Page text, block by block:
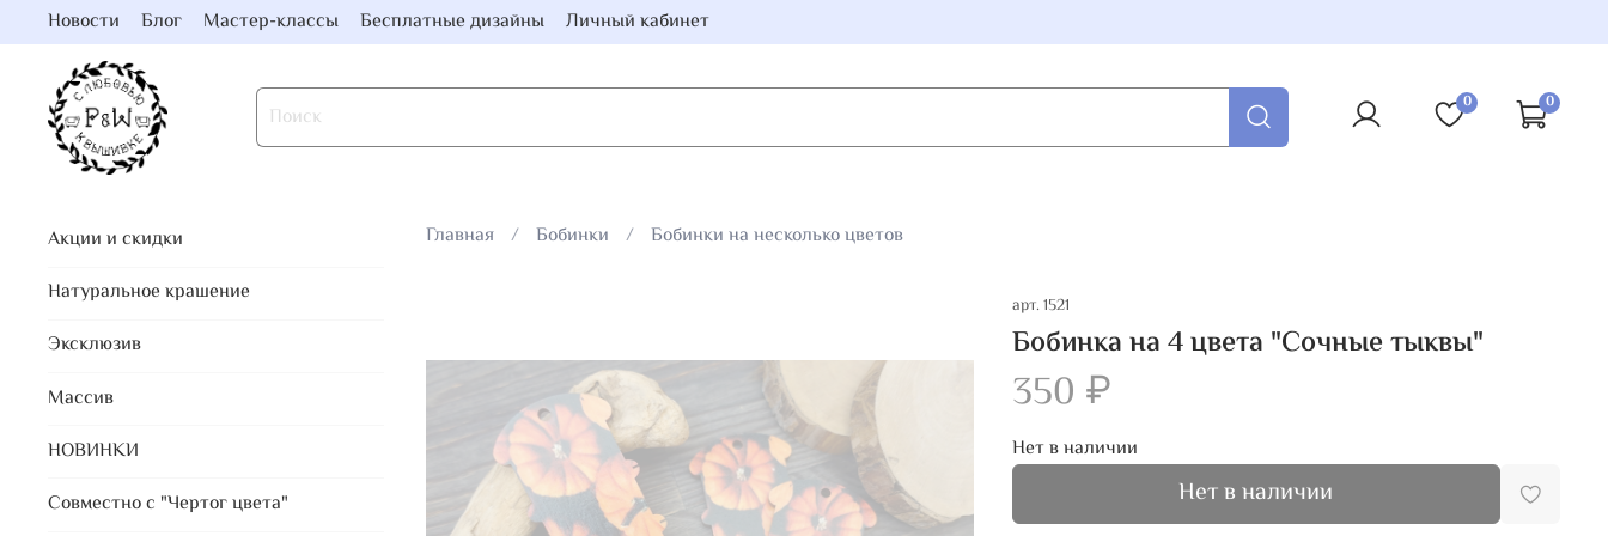
Новости Блог Мастер-классы Бесплатные дизайны Личный кабинет
0 0
Главная Бобинки Бобинки на несколько цветов
арт.1521
Бобинка на 4 цвета "Сочные тыквы"
350 ₽
Нет в наличии
Нет в наличии
Акции и скидки
Натуральное крашение
Эксклюзив
Массив
НОВИНКИ
Совместно с "Чертог цвета"